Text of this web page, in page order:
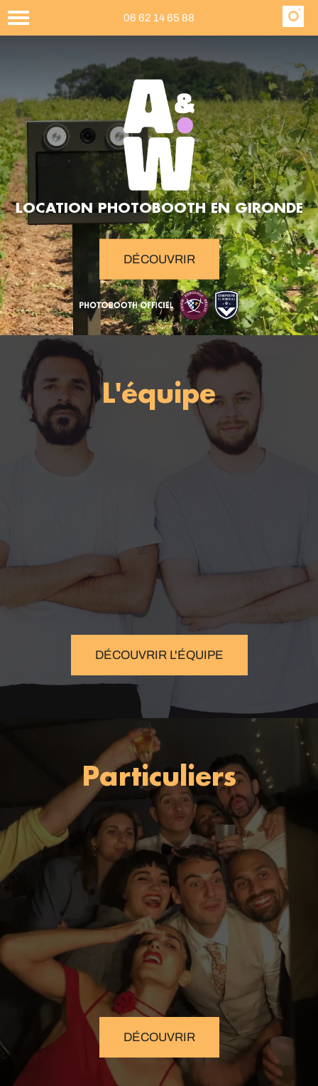
06 62 14 65 88
LOCATION PHOTOBOOTH EN GIRONDE
DÉCOUVRIR
L'équipe
DÉCOUVRIR L'ÉQUIPE
Particuliers
DÉCOUVRIR